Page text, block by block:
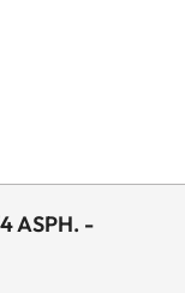
ASPH. -